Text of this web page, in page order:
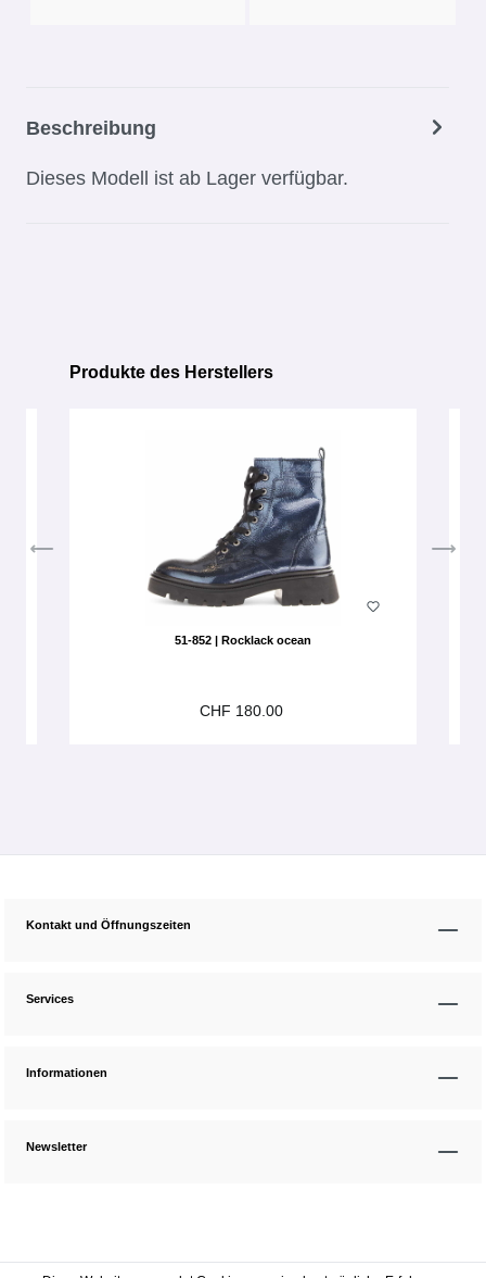
Beschreibung
Dieses Modell ist ab Lager verfügbar.
Produktgalerie überspringen
Produkte des Herstellers
51-852 | Rocklack ocean
CHF 180.00
Kontakt und Öffnungszeiten
Services
Informationen
Newsletter